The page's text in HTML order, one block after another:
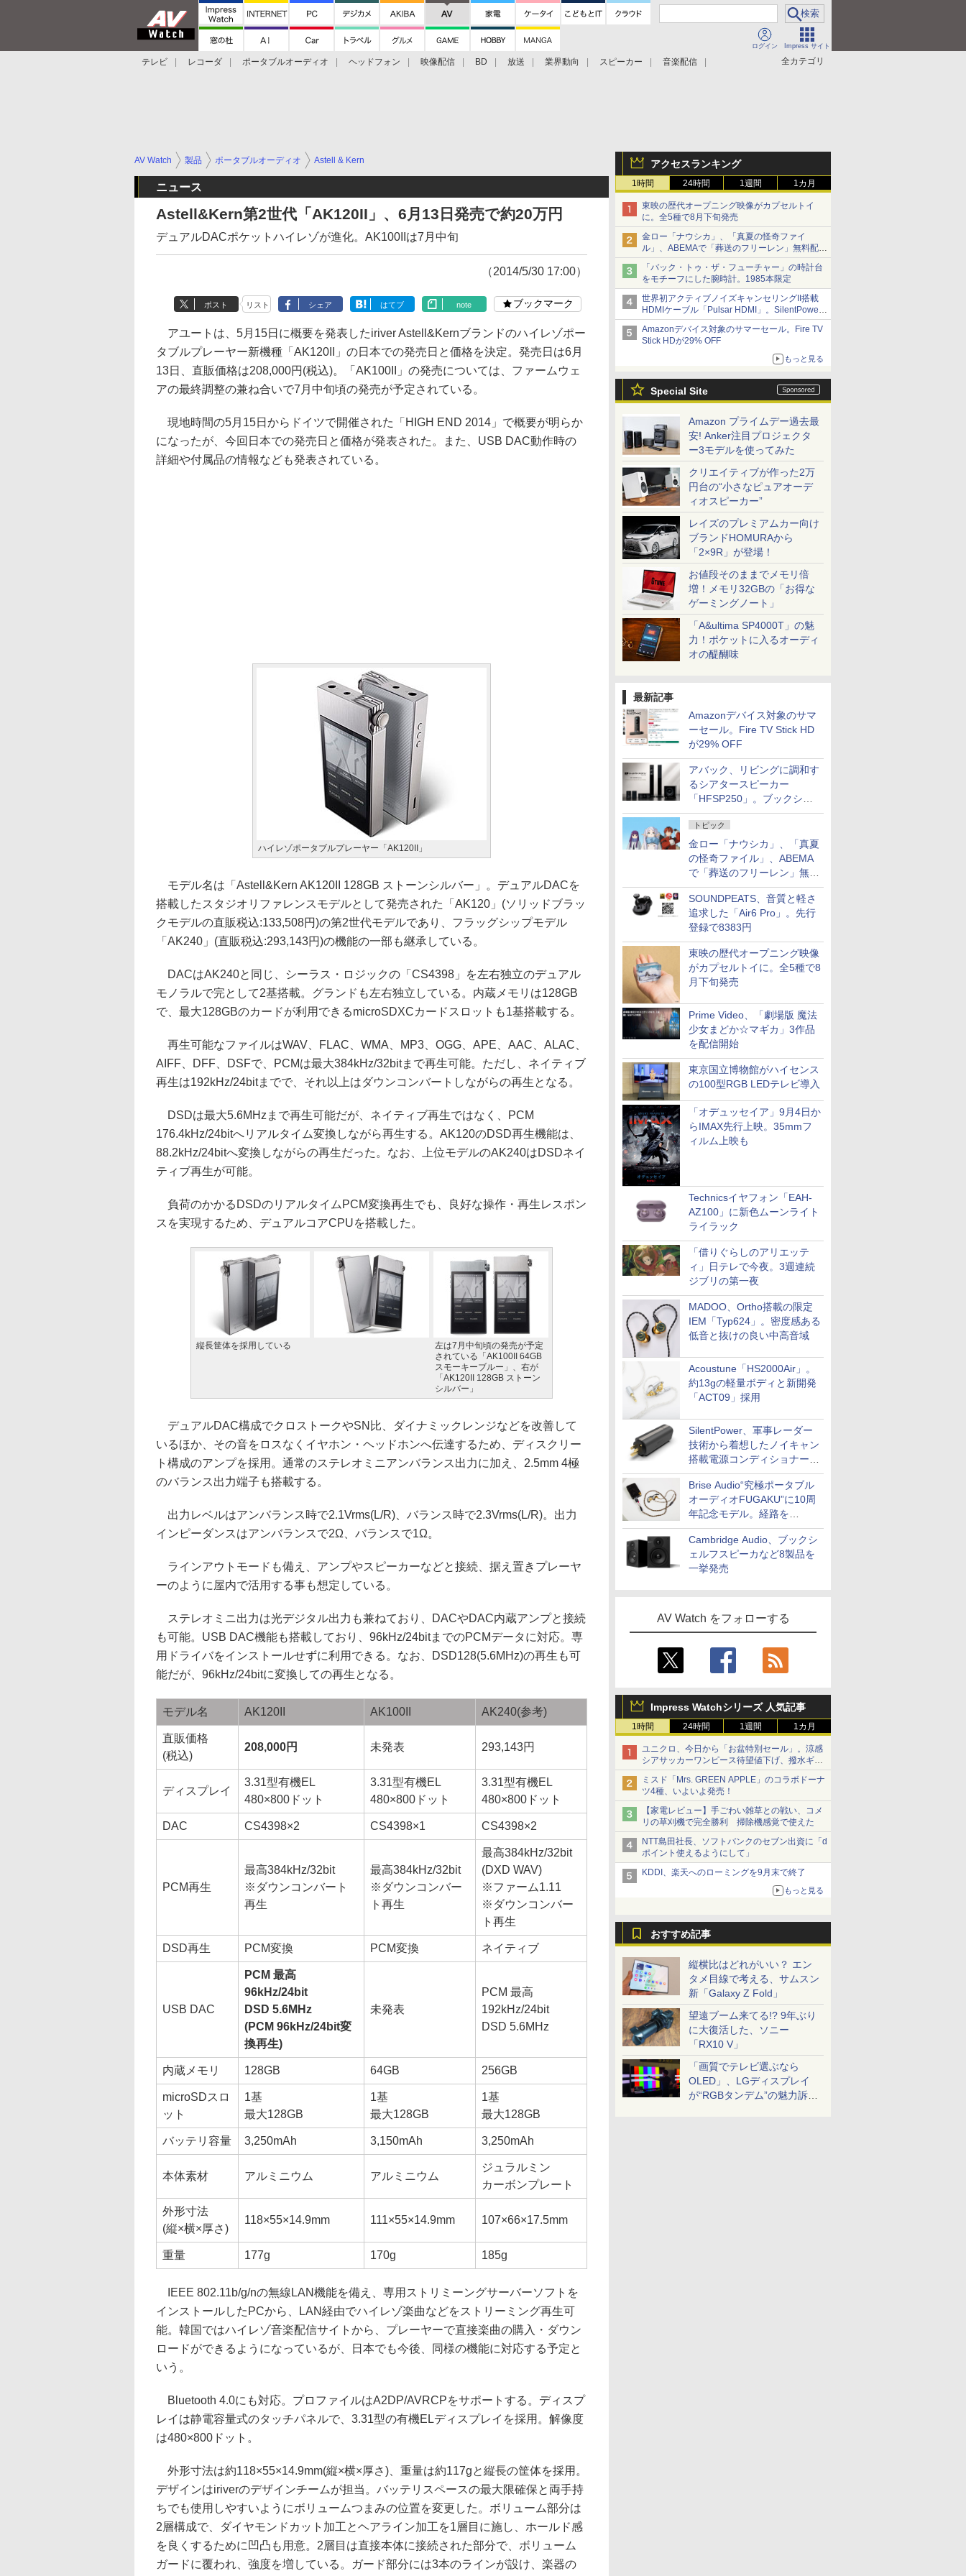
ログイン Impress サイト
全カテゴリ
テレビ レコーダ ポータブルオーディオ ヘッドフォン 映像配信 BD 放送 業界動向 スピーカー
音楽配信
アクセスランキング
1時間 24時間 1週間 1カ月
東映の歴代オープニング映像がカプセルトイ
に。全5種で8月下旬発売
金ロー「ナウシカ」、「真夏の怪奇ファイ
ル」、ABEMAで「葬送のフリーレン」無料配信
など。夏の特番・配信情報
「バック・トゥ・ザ・フューチャー」の時計台
をモチーフにした腕時計。1985本限定
世界初アクティブノイズキャンセリングII搭載
HDMIケーブル「Pulsar HDMI」。SilentPower
から
Amazonデバイス対象のサマーセール。Fire TV
Stick HDが29% OFF
もっと見る
Special Site
Amazon プライムデー過去最
安! Anker注目プロジェクタ
ー3モデルを使ってみた
クリエイティブが作った2万
円台の“小さなピュアオーデ
ィオスピーカー”
レイズのプレミアムカー向け
ブランドHOMURAから
「2×9R」が登場！
お値段そのままでメモリ倍
増！メモリ32GBの「お得な
ゲーミングノート」
「A&ultima SP4000T」の魅
力！ポケットに入るオーディ
オの醍醐味
最新記事
Amazonデバイス対象のサマ
ーセール。Fire TV Stick HD
が29% OFF
アバック、リビングに調和す
るシアタースピーカー
「HFSP250」。ブックシェ
ルフはペア3万円以下
トピック
金ロー「ナウシカ」、「真夏
の怪奇ファイル」、ABEMA
で「葬送のフリーレン」無料
配信など。夏の特番・配信情
報
SOUNDPEATS、音質と軽さ
追求した「Air6 Pro」。先行
登録で8383円
東映の歴代オープニング映像
がカプセルトイに。全5種で8
月下旬発売
Prime Video、「劇場版 魔法
少女まどか☆マギカ」3作品
を配信開始
東京国立博物館がハイセンス
の100型RGB LEDテレビ導入
「オデュッセイア」9月4日か
らIMAX先行上映。35mmフ
ィルム上映も
Technicsイヤフォン「EAH-
AZ100」に新色ムーンライト
ライラック
「借りぐらしのアリエッテ
ィ」日テレで今夜。3週連続
ジブリの第一夜
MADOO、Ortho搭載の限定
IEM「Typ624」。密度感ある
低音と抜けの良い中高音域
Acoustune「HS2000Air」。
約13gの軽量ボディと新開発
「ACT09」採用
SilentPower、軍事レーダー
技術から着想したノイキャン
搭載電源コンディショナー
「AC iPurifier2」
Brise Audio“究極ポータブル
オーディオFUGAKU”に10周
年記念モデル。経路を
NISHIKIで統一。400万円
Cambridge Audio、ブックシ
ェルフスピーカなど8製品を
一挙発売
AV Watch をフォローする
Impress Watchシリーズ 人気記事
1時間 24時間 1週間 1カ月
ユニクロ、今日から「お盆特別セール」。涼感
シアサッカーワンピース待望値下げ、撥水ギア
ショーツは1990円に
ミスド「Mrs. GREEN APPLE」のコラボドーナ
ツ4種、いよいよ発売！
【家電レビュー】手ごわい雑草との戦い、コメ
リの草刈機で完全勝利 掃除機感覚で使えた
NTT島田社長、ソフトバンクのセブン出資に「d
ポイント使えるようにして」
KDDI、楽天へのローミングを9月末で終了
もっと見る
おすすめ記事
縦横比はどれがいい？ エン
タメ目線で考える、サムスン
新「Galaxy Z Fold」
望遠ブーム来てる!? 9年ぶり
に大復活した、ソニー
「RX10 V」
「画質でテレビ選ぶなら
OLED」、LGディスプレイ
が“RGBタンデム”の魅力訴
AV Watch 製品 ポータブルオーディオ Astell & Kern
ニュース
Astell&Kern第2世代「AK120II」、6月13日発売で約20万円
デュアルDACポケットハイレゾが進化。AK100IIは7月中旬
（2014/5/30 17:00）
ポスト リスト シェア はてブ note ブックマーク
アユートは、5月15日に概要を発表したiriver Astell&Kernブランドのハイレゾポー
タブルプレーヤー新機種「AK120II」の日本での発売日と価格を決定。発売日は6月
13日、直販価格は208,000円(税込)。「AK100II」の発売については、ファームウェ
アの最終調整の兼ね合いで7月中旬頃の発売が予定されている。
現地時間の5月15日からドイツで開催された「HIGH END 2014」で概要が明らか
になったが、今回日本での発売日と価格が発表された。また、USB DAC動作時の
詳細や付属品の情報なども発表されている。
ハイレゾポータブルプレーヤー「AK120II」
モデル名は「Astell&Kern AK120II 128GB ストーンシルバー」。デュアルDACを
搭載したスタジオリファレンスモデルとして発売された「AK120」(ソリッドブラッ
クモデルの直販税込:133,508円)の第2世代モデルであり、フラッグシップモデル
「AK240」(直販税込:293,143円)の機能の一部も継承している。
DACはAK240と同じ、シーラス・ロジックの「CS4398」を左右独立のデュアル
モノラルで完として2基搭載。グランドも左右独立している。内蔵メモリは128GB
で、最大128GBのカードが利用できるmicroSDXCカードスロットも1基搭載する。
再生可能なファイルはWAV、FLAC、WMA、MP3、OGG、APE、AAC、ALAC、
AIFF、DFF、DSFで、PCMは最大384kHz/32bitまで再生可能。ただし、ネイティブ
再生は192kHz/24bitまでで、それ以上はダウンコンバートしながらの再生となる。
DSDは最大5.6MHzまで再生可能だが、ネイティブ再生ではなく、PCM
176.4kHz/24bitへリアルタイム変換しながら再生する。AK120のDSD再生機能は、
88.2kHz/24bitへ変換しながらの再生だった。なお、上位モデルのAK240はDSDネイ
ティブ再生が可能。
負荷のかかるDSDのリアルタイムPCM変換再生でも、良好な操作・再生レスポン
スを実現するため、デュアルコアCPUを搭載した。
縦長筐体を採用している
左は7月中旬頃の発売が予定
されている「AK100II 64GB
スモーキーブルー」、右が
「AK120II 128GB ストーン
シルバー」
デュアルDAC構成でクロストークやSN比、ダイナミックレンジなどを改善して
いるほか、その音をロスなくイヤホン・ヘッドホンへ伝達するため、ディスクリー
ト構成のアンプを採用。通常のステレオミニアンバランス出力に加え、2.5mm 4極
のバランス出力端子も搭載する。
出力レベルはアンバランス時で2.1Vrms(L/R)、バランス時で2.3Vrms(L/R)。出力
インピーダンスはアンバランスで2Ω、バランスで1Ω。
ラインアウトモードも備え、アンプやスピーカーなどと接続、据え置きプレーヤ
ーのように屋内で活用する事も想定している。
ステレオミニ出力は光デジタル出力も兼ねており、DACやDAC内蔵アンプと接続
も可能。USB DAC機能も搭載しており、96kHz/24bitまでのPCMデータに対応。専
用ドライバをインストールせずに利用できる。なお、DSD128(5.6MHz)の再生も可
能だが、96kHz/24bitに変換しての再生となる。
モデル名 AK120II AK100II AK240(参考)
直販価格
(税込)
208,000円 未発表 293,143円
ディスプレイ
3.31型有機EL
480×800ドット
3.31型有機EL
480×800ドット
3.31型有機EL
480×800ドット
DAC CS4398×2 CS4398×1 CS4398×2
PCM再生
最高384kHz/32bit
※ダウンコンバート
再生
最高384kHz/32bit
※ダウンコンバー
ト再生
最高384kHz/32bit
(DXD WAV)
※ファーム1.11
※ダウンコンバー
ト再生
DSD再生 PCM変換 PCM変換 ネイティブ
USB DAC
PCM 最高
96kHz/24bit
DSD 5.6MHz
(PCM 96kHz/24bit変
換再生)
未発表
PCM 最高
192kHz/24bit
DSD 5.6MHz
内蔵メモリ 128GB 64GB 256GB
microSDスロ
ット
1基
最大128GB
1基
最大128GB
1基
最大128GB
バッテリ容量 3,250mAh 3,150mAh 3,250mAh
本体素材 アルミニウム アルミニウム
ジュラルミン
カーボンプレート
外形寸法
(縦×横×厚さ)
118×55×14.9mm 111×55×14.9mm 107×66×17.5mm
重量 177g 170g 185g
IEEE 802.11b/g/nの無線LAN機能を備え、専用ストリミーングサーバーソフトを
インストールしたPCから、LAN経由でハイレゾ楽曲などをストリーミング再生可
能。韓国ではハイレゾ音楽配信サイトから、プレーヤーで直接楽曲の購入・ダウン
ロードができるようになっているが、日本でも今後、同様の機能に対応する予定と
いう。
Bluetooth 4.0にも対応。プロファイルはA2DP/AVRCPをサポートする。ディスプ
レイは静電容量式のタッチパネルで、3.31型の有機ELディスプレイを採用。解像度
は480×800ドット。
外形寸法は約118×55×14.9mm(縦×横×厚さ)、重量は約117gと縦長の筐体を採用。
デザインはiriverのデザインチームが担当。バッテリスペースの最大限確保と両手持
ちでも使用しやすいようにボリュームつまみの位置を変更した。ボリューム部分は
2層構成で、ダイヤモンドカット加工とヘアライン加工を1層目に施し、ホールド感
を良くするために凹凸も用意。2層目は直接本体に接続された部分で、ボリューム
ガードに覆われ、強度を増している。ガード部分には3本のラインが設け、楽器の